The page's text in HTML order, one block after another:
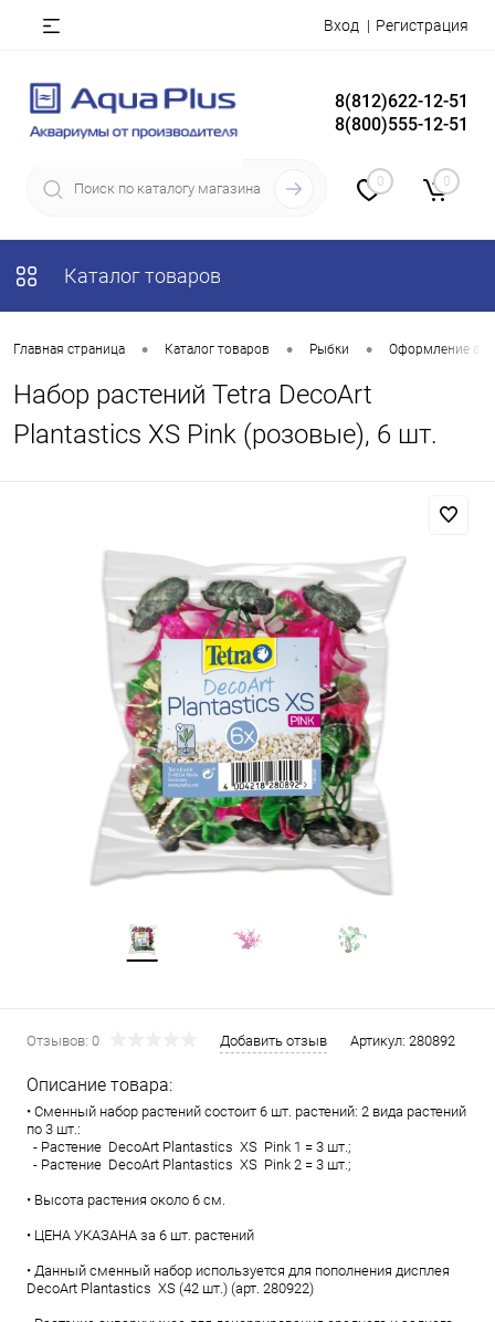
Вход Регистрация
8(812)622-12-51
8(800)555-12-51
0 0
Каталог товаров
Главная страница • Каталог товаров • Рыбки • Оформление
Набор растений Tetra DecoArt
Plantastics XS Pink (розовые), 6 шт.
Отзывов: 0 Добавить отзыв Артикул: 280892
Описание товара:
• Сменный набор растений состоит 6 шт. растений: 2 вида растений
по 3 шт.:
- Растение DecoArt Plantastics XS Pink 1 = 3 шт.;
- Растение DecoArt Plantastics XS Pink 2 = 3 шт.;
• Высота растения около 6 см.
• ЦЕНА УКАЗАНА за 6 шт. растений
• Данный сменный набор используется для пополнения дисплея
DecoArt Plantastics XS (42 шт.) (арт. 280922)